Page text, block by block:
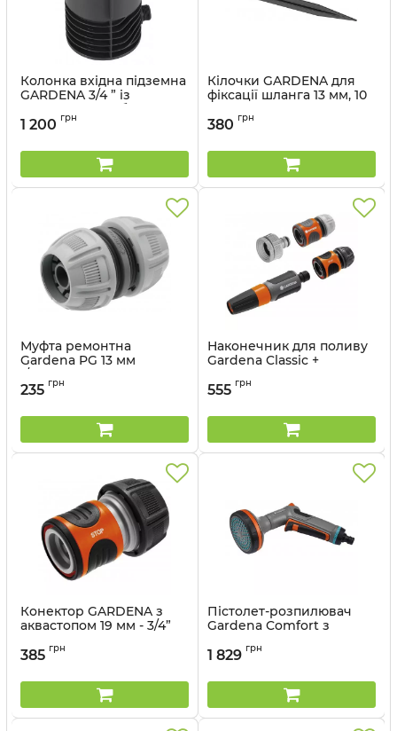
Колонка вхідна підземна
GARDENA 3/4 ” із
зовнішнім різьбленням
Артикул:
1 200 грн
Кілочки GARDENA для
фіксації шланга 13 мм, 10
Артикул:
380 грн
Муфта ремонтна
Gardena PG 13 мм
1/2&quot;
Артикул:
235 грн
Наконечник для поливу
Gardena Classic +
Артикул:
555 грн
Конектор GARDENA з
аквастопом 19 мм - 3/4”
385 грн
Пістолет-розпилювач
Gardena Comfort з
розпилення
1 829 грн